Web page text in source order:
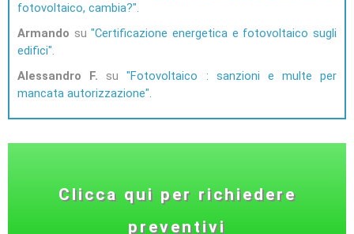
fotovoltaico, cambia?
Armando su Certificazione energetica e fotovoltaico sugli
edifici
Alessandro F. su Fotovoltaico : sanzioni e multe per
mancata autorizzazione
Clicca qui per richiedere
preventivi